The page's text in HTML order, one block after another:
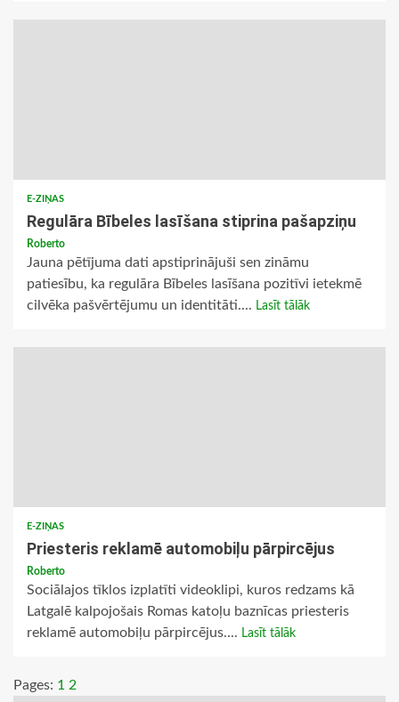
E-ZIŅAS
Regulāra Bībeles lasīšana stiprina pašapziņu
Roberto
Jauna pētījuma dati apstiprinājuši sen zināmu
patiesību, ka regulāra Bībeles lasīšana pozitīvi ietekmē
cilvēka pašvērtējumu un identitāti.... Lasīt tālāk
E-ZIŅAS
Priesteris reklamē automobiļu pārpircējus
Roberto
Sociālajos tīklos izplatīti videoklipi, kuros redzams kā
Latgalē kalpojošais Romas katoļu baznīcas priesteris
reklamē automobiļu pārpircējus.... Lasīt tālāk
Pages: 1 2